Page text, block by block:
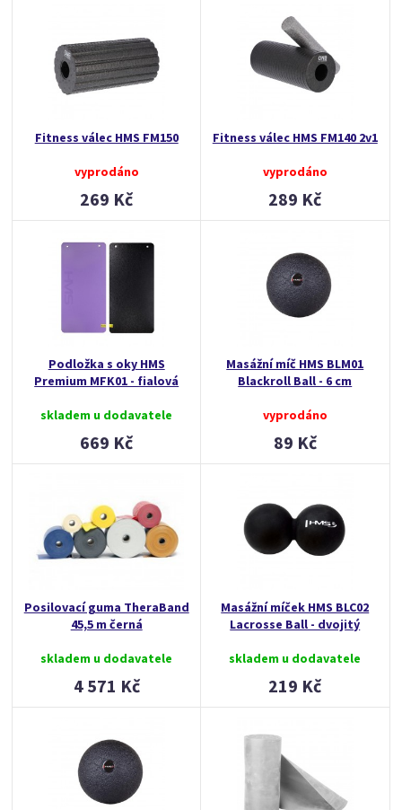
Fitness válec HMS FM150
vyprodáno
269 Kč
Fitness válec HMS FM140 2v1
vyprodáno
289 Kč
Podložka s oky HMS
Premium MFK01 - fialová
skladem u dodavatele
669 Kč
Masážní míč HMS BLM01
Blackroll Ball - 6 cm
vyprodáno
89 Kč
Posilovací guma TheraBand
45,5 m černá
skladem u dodavatele
4 571 Kč
Masážní míček HMS BLC02
Lacrosse Ball - dvojitý
skladem u dodavatele
219 Kč